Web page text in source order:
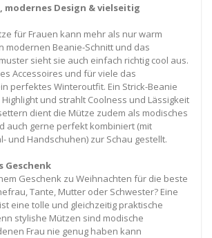
modernes Design & vielseitig
für Frauen kann mehr als nur warm
modernen Beanie-Schnitt und das
sieht sie auch einfach richtig cool aus.
Accessoires und für viele das
perfektes Winteroutfit. Ein Strick-Beanie
und strahlt Coolness und Lässigkeit
dient die Mütze zudem als modisches
auch gerne perfekt kombiniert (mit
und Handschuhen) zur Schau gestellt.
Geschenk
Geschenk zu Weihnachten für die beste
Tante, Mutter oder Schwester? Eine
eine tolle und gleichzeitig praktische
stylishe Mützen sind modische
Frau nie genug haben kann